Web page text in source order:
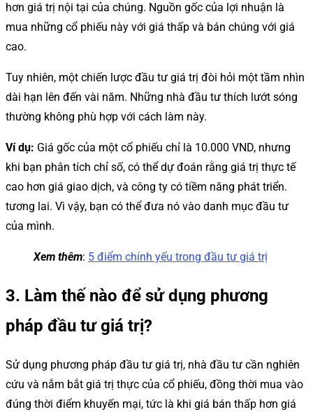
hơn giá trị nội tại của chúng. Nguồn gốc của lợi nhuận là
mua những cổ phiếu này với giá thấp và bán chúng với giá
cao.
Tuy nhiên, một chiến lược đầu tư giá trị đòi hỏi một tầm nhìn
dài hạn lên đến vài năm. Những nhà đầu tư thích lướt sóng
thường không phù hợp với cách làm này.
Ví dụ: Giá gốc của một cổ phiếu chỉ là 10.000 VND, nhưng
khi bạn phân tích chỉ số, có thể dự đoán rằng giá trị thực tế
cao hơn giá giao dịch, và công ty có tiềm năng phát triển.
tương lai. Vì vậy, bạn có thể đưa nó vào danh mục đầu tư
của mình.
Xem thêm: 5 điểm chính yếu trong đầu tư giá trị
3. Làm thế nào để sử dụng phương
pháp đầu tư giá trị?
Sử dụng phương pháp đầu tư giá trị, nhà đầu tư cần nghiên
cứu và nắm bắt giá trị thực của cổ phiếu, đồng thời mua vào
đúng thời điểm khuyến mại, tức là khi giá bán thấp hơn giá